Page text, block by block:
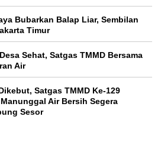
Bubarkan Balap Liar, Sembilan
Timur
Sehat, Satgas TMMD Bersama
Air
Satgas TMMD Ke-129
Air Bersih Segera
Sesor